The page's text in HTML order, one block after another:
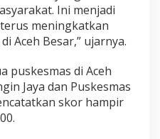
Ini menjadi
meningkatkan
Aceh Besar,” ujarnya.
puskesmas di Aceh
Jaya dan Puskesmas
skor hampir